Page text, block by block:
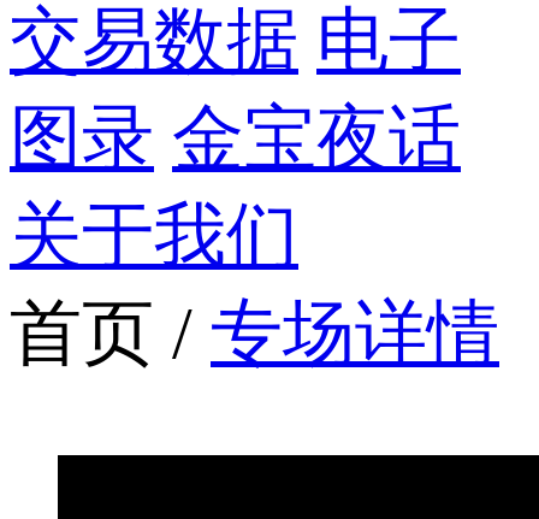
交易数据 电子
图录 金宝夜话
关于我们
首页 / 专场详情